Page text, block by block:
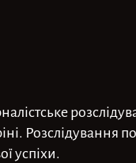
Розслідування
успіхи.